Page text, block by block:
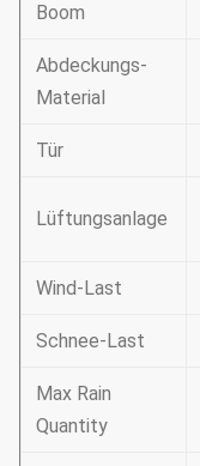
Boom
Abdeckungs-
Material
Tür
Lüftungsanlage
Wind-Last
Schnee-Last
Max Rain
Quantity